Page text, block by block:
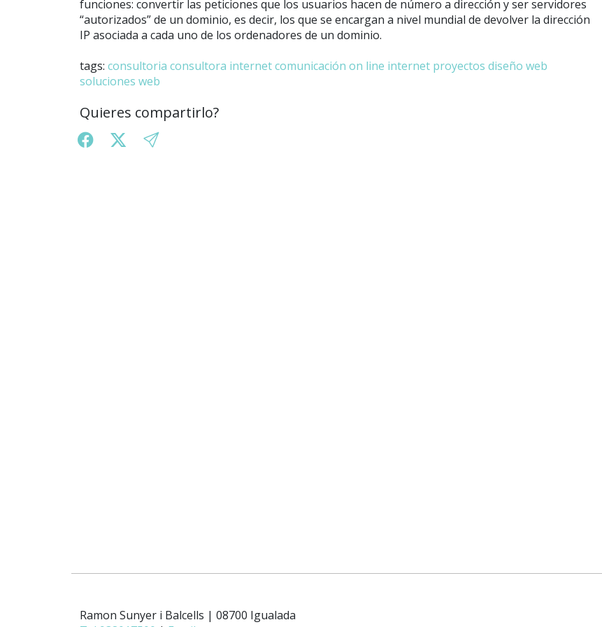
funciones: convertir las peticiones que los usuarios hacen de número a dirección y ser servidores
“autorizados” de un dominio, es decir, los que se encargan a nivel mundial de devolver la dirección
IP asociada a cada uno de los ordenadores de un dominio.
tags: consultoria consultora internetcomunicación on line internet proyectos diseño web
soluciones web
Quieres compartirlo?
Ramon Sunyer i Balcells | 08700 Igualada